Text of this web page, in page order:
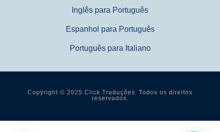
Inglês para Português
Espanhol para Português
Português para Italiano
Copyright © 2025 Click Traduções. Todos os direitos
reservados.